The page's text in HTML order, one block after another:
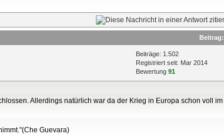
Beitrag:
Beiträge: 1.502
Registriert seit: Mar 2014
Bewertung 91
Allerdings natürlich war da der Krieg in Europa schon voll im
Guevara)